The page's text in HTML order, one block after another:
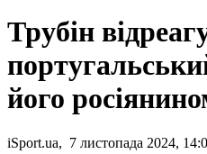
Трубін
його
iSport.ua, 7 листопада 2024,